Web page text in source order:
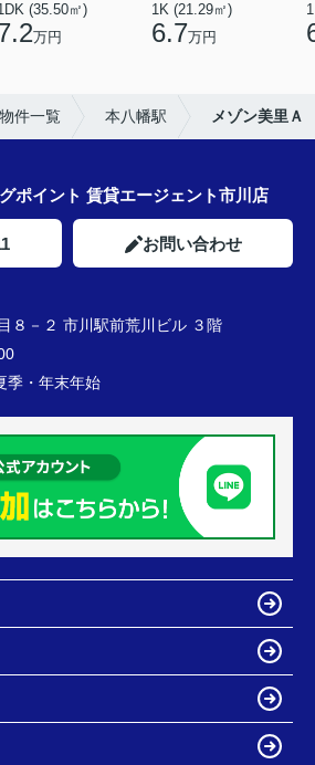
(35.50㎡)
万円
1K (21.29㎡)
6.7万円
件一覧 本八幡駅 メゾン美里Ａ
ポイント 賃貸エージェント市川店
お問い合わせ
８－２ 市川駅前荒川ビル ３階
季・年末年始